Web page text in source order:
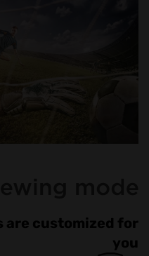
are customized for
you